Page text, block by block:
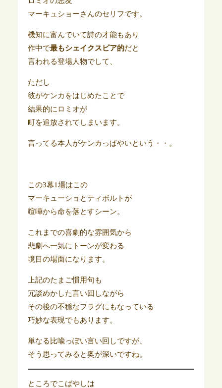
マーキュショーさんのセリフです。
機知に富んでいて詩の才能もあり
作中で最もシェイクスピア的だと
言われる登場人物でして、
ただし
彼がケンカをはじめたことで
結果的にロミオが
町を追放されてしまいます。
言ってる本人がケンカっぱやいという・・。
この3幕1場はこの
マーキューショとティボルトが
喧嘩から命を落とすシーン。
これまでの喜劇的な雰囲気から
悲劇へ一気にトーンが変わる
境目の場面になります。
上記のたまご慣用句も
冗談めかした言い回しながら
その後の不穏なフラグにもなっている
巧妙な表現でもあります。
単なる比喩っぽい言い回しですが、
そう思ってみると奥が深いですね。
ところでこばやしは